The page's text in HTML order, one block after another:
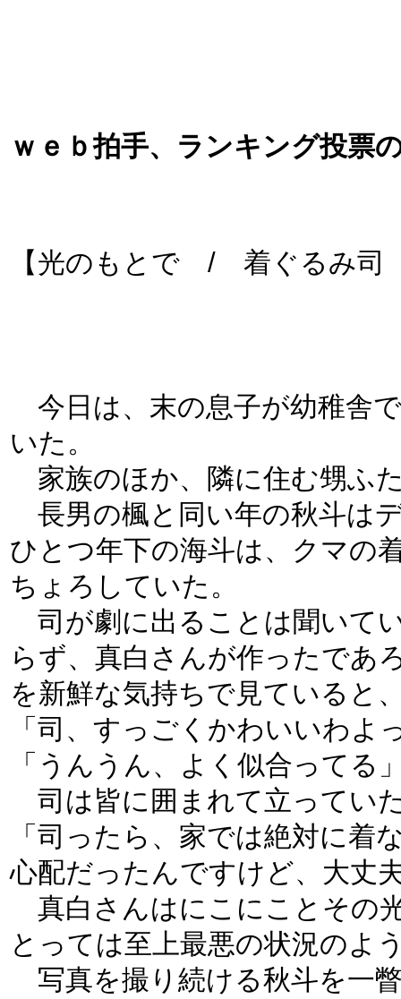
ｗｅｂ拍手、ランキング投票
【光のもとで / 着ぐるみ司
今日は、末の息子が幼稚舎
いた。
家族のほか、隣に住む甥ふ
長男の楓と同い年の秋斗は
ひとつ年下の海斗は、クマの
ちょろしていた。
司が劇に出ることは聞いて
らず、真白さんが作ったであ
を新鮮な気持ちで見ていると
「司、すっごくかわいいわよ
「うんうん、よく似合ってる
司は皆に囲まれて立ってい
「司ったら、家では絶対に
心配だったんですけど、大丈
真白さんはにこにことその
とっては至上最悪の状況のよ
写真を撮り続ける秋斗を一